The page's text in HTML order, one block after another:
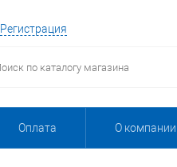
Регистрация
Оплата О компании